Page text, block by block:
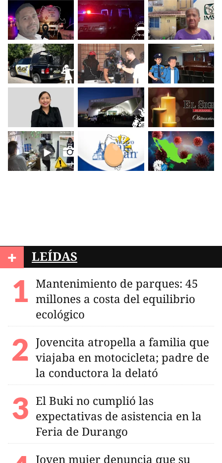
+ LEÍDAS
Mantenimiento de parques: 45
millones a costa del equilibrio
ecológico
Jovencita atropella a familia que
viajaba en motocicleta; padre de
la conductora la delató
El Buki no cumplió las
expectativas de asistencia en la
Feria de Durango
Joven mujer denuncia que su